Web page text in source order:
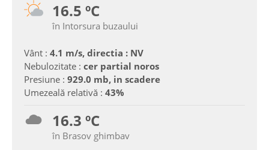
16.5 ºC
în Intorsura buzaului
Vânt : 4.1 m/s, directia : NV
Nebulozitate : cer partial noros
Presiune : 929.0 mb, in scadere
Umezeală relativă : 43%
16.3 ºC
în Brasov ghimbav